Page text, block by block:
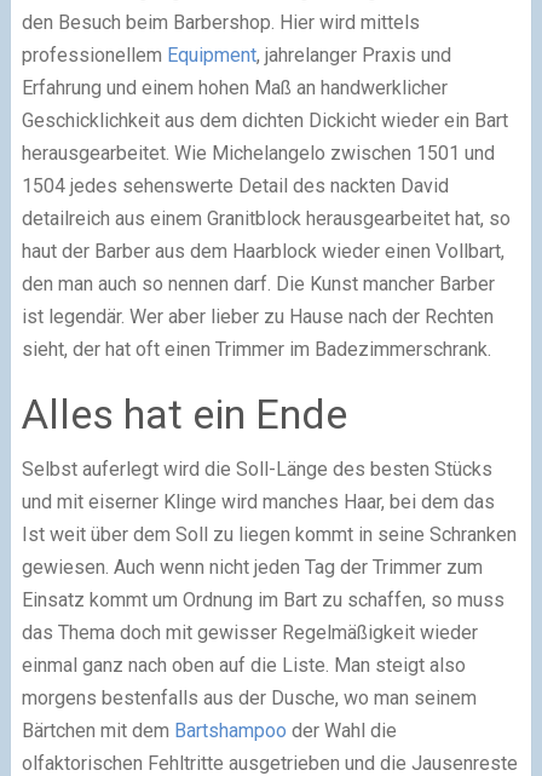
den Besuch beim Barbershop. Hier wird mittels
professionellem Equipment, jahrelanger Praxis und
Erfahrung und einem hohen Maß an handwerklicher
Geschicklichkeit aus dem dichten Dickicht wieder ein Bart
herausgearbeitet. Wie Michelangelo zwischen 1501 und
1504 jedes sehenswerte Detail des nackten David
detailreich aus einem Granitblock herausgearbeitet hat, so
haut der Barber aus dem Haarblock wieder einen Vollbart,
den man auch so nennen darf. Die Kunst mancher Barber
ist legendär. Wer aber lieber zu Hause nach der Rechten
sieht, der hat oft einen Trimmer im Badezimmerschrank.
Alles hat ein Ende
Selbst auferlegt wird die Soll-Länge des besten Stücks
und mit eiserner Klinge wird manches Haar, bei dem das
Ist weit über dem Soll zu liegen kommt in seine Schranken
gewiesen. Auch wenn nicht jeden Tag der Trimmer zum
Einsatz kommt um Ordnung im Bart zu schaffen, so muss
das Thema doch mit gewisser Regelmäßigkeit wieder
einmal ganz nach oben auf die Liste. Man steigt also
morgens bestenfalls aus der Dusche, wo man seinem
Bärtchen mit dem Bartshampoo der Wahl die
olfaktorischen Fehltritte ausgetrieben und die Jausenreste